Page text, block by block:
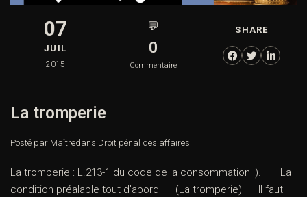
07
JUIL
2015
💬
0
Commentaire
SHARE
La tromperie
Posté par Maîtredans Droit pénal des affaires
La tromperie : L.213-1 du code de la consommation I). — La
condition préalable tout d’abord (La tromperie) — Il faut